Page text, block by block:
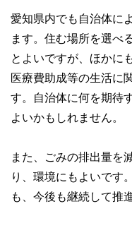
愛知県内でも自治体に
ます。住む場所を選べ
とよいですが、ほかに
医療費助成等の生活に
す。自治体に何を期待
よいかもしれません。
また、ごみの排出量を
り、環境にもよいです
も、今後も継続して推